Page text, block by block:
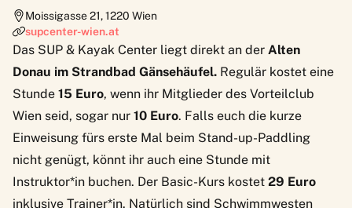
Moissigasse 21,1220 Wien
supcenter-wien.at
Das SUP & Kayak Center liegt direkt an der Alten
Donau im Strandbad Gänsehäufel. Regulär kostet eine
Stunde 15 Euro, wenn ihr Mitglieder des Vorteilclub
Wien seid, sogar nur 10 Euro. Falls euch die kurze
Einweisung fürs erste Mal beim Stand-up-Paddling
nicht genügt, könnt ihr auch eine Stunde mit
Instruktor*in buchen. Der Basic-Kurs kostet 29 Euro
inklusive Trainer*in. Natürlich sind Schwimmwesten